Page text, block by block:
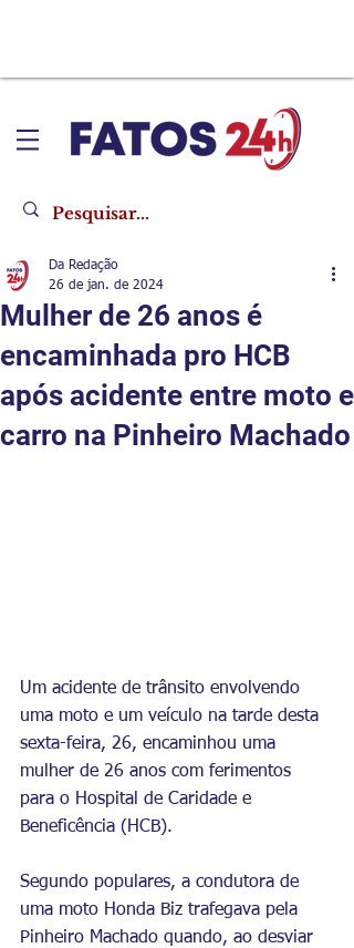
Mulher de 26 anos é
encaminhada pro HCB
após acidente entre moto e
carro na Pinheiro Machado
Da Redação
26 de jan. de 2024
Um acidente de trânsito envolvendo
uma moto e um veículo na tarde desta
sexta-feira, 26, encaminhou uma
mulher de 26 anos com ferimentos
para o Hospital de Caridade e
Beneficência (HCB).
Segundo populares, a condutora de
uma moto Honda Biz trafegava pela
Pinheiro Machado quando, ao desviar